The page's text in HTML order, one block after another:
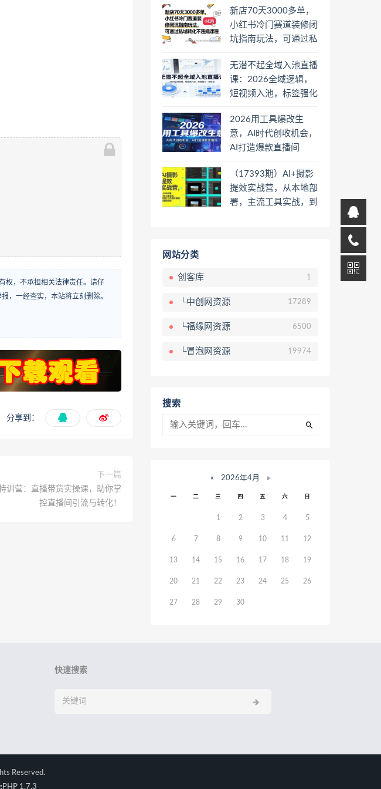
权，不承担相关法律责任。请仔
，一经查实，本站将立刻删除。
分享到：
下一篇
训营：直播带货实操课，助你掌
控直播间引流与转化！
新店70天3000多单，
小红书冷门赛道装修闭
坑指南玩法，可通过私
无潜不起全域入池直播
课：2026全域逻辑，
短视频入池，标签强化
2026用工具爆改生
意，AI时代创收机会，
AI打造爆款直播间
（17393期）AI+摄影
提效实战营，从本地部
署，主流工具实战，到
网站分类
创客库 1
└中创网资源 17289
└福缘网资源 6500
└冒泡网资源 19974
搜索
« 2026年4月 »
一 二 三 四 五 六 日
1 2 3 4 5
6 7 8 9 10 11 12
13 14 15 16 17 18 19
20 21 22 23 24 25 26
27 28 29 30
快速搜索
Reserved.
1.7.3